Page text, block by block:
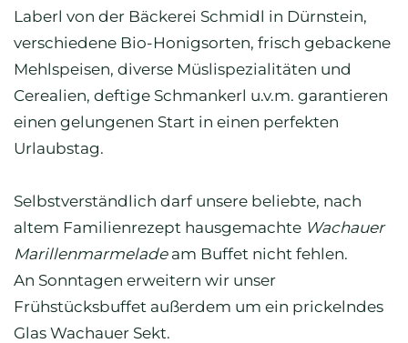
Laberl von der Bäckerei Schmidl in Dürnstein,
verschiedene Bio-Honigsorten, frisch gebackene
Mehlspeisen, diverse Müslispezialitäten und
Cerealien, deftige Schmankerl u.v.m. garantieren
einen gelungenen Start in einen perfekten
Urlaubstag.
Selbstverständlich darf unsere beliebte, nach
altem Familienrezept hausgemachte Wachauer
Marillenmarmeladeam Buffet nicht fehlen.
An Sonntagen erweitern wir unser
Frühstücksbuffet außerdem um ein prickelndes
Glas Wachauer Sekt.